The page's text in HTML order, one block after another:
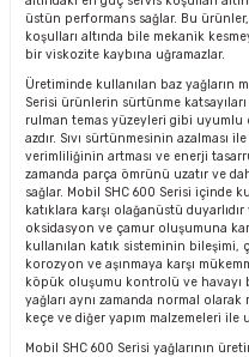
üstün performans sağlar. Bu ürünler,
koşulları altında bile mekanik
bir viskozite kaybına uğramazlar.
Üretiminde kullanılan baz yağların
Serisi ürünlerin sürtünme
rulman temas yüzeyleri gibi uyumlu
azdır. Sıvı sürtünmesinin azalması
verimliliğinin artması ve enerji
zamanda parça ömrünü uzatır ve
sağlar. Mobil SHC 600 Serisi içinde
katıklara karşı olağanüstü
oksidasyon ve çamur oluşumuna
kullanılan katık sisteminin bileşimi,
korozyon ve aşınmaya karşı
köpük oluşumu kontrolü ve havayı
yağları aynı zamanda normal
keçe ve diğer yapım malzemeleri ile
Mobil SHC 600 Serisi yağlarının